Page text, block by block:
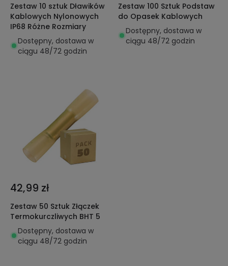
Zestaw 10 sztuk Dławików
Kablowych Nylonowych
IP68 Różne Rozmiary
Dostępny, dostawa w
ciągu 48/72 godzin
Zestaw 100 Sztuk Podstaw
do Opasek Kablowych
Dostępny, dostawa w
ciągu 48/72 godzin
42,99 zł
Zestaw 50 Sztuk Złączek
Termokurczliwych BHT 5
Dostępny, dostawa w
ciągu 48/72 godzin